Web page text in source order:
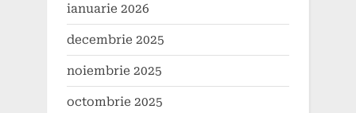
ianuarie 2026
decembrie 2025
noiembrie 2025
octombrie 2025